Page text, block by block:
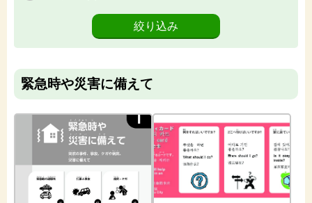
緊急時や災害に備えて